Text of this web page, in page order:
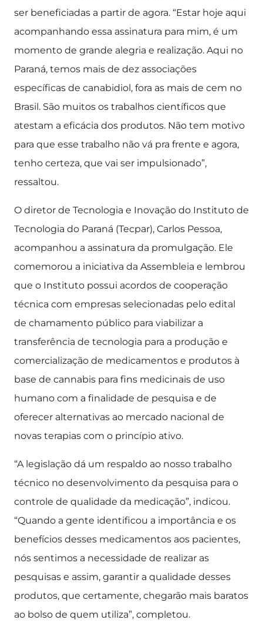
ser beneficiadas a partir de agora. “Estar hoje aqui
acompanhando essa assinatura para mim, é um
momento de grande alegria e realização. Aqui no
Paraná, temos mais de dez associações
específicas de canabidiol, fora as mais de cem no
Brasil. São muitos os trabalhos científicos que
atestam a eficácia dos produtos. Não tem motivo
para que esse trabalho não vá pra frente e agora,
tenho certeza, que vai ser impulsionado”,
ressaltou.
O diretor de Tecnologia e Inovação do Instituto de
Tecnologia do Paraná (Tecpar), Carlos Pessoa,
acompanhou a assinatura da promulgação. Ele
comemorou a iniciativa da Assembleia e lembrou
que o Instituto possui acordos de cooperação
técnica com empresas selecionadas pelo edital
de chamamento público para viabilizar a
transferência de tecnologia para a produção e
comercialização de medicamentos e produtos à
base de cannabis para fins medicinais de uso
humano com a finalidade de pesquisa e de
oferecer alternativas ao mercado nacional de
novas terapias com o princípio ativo.
“A legislação dá um respaldo ao nosso trabalho
técnico no desenvolvimento da pesquisa para o
controle de qualidade da medicação”, indicou.
“Quando a gente identificou a importância e os
benefícios desses medicamentos aos pacientes,
nós sentimos a necessidade de realizar as
pesquisas e assim, garantir a qualidade desses
produtos, que certamente, chegarão mais baratos
ao bolso de quem utiliza”, completou.